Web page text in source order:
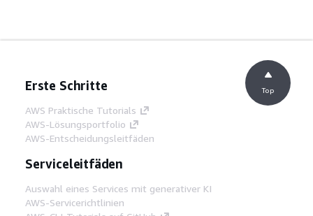
Erste Schritte
AWS Praktische Tutorials
AWS-Lösungsportfolio
AWS-Entscheidungsleitfäden
Serviceleitfäden
Auswahl eines Services mit generativer KI
AWS-Servicerichtlinien
Top